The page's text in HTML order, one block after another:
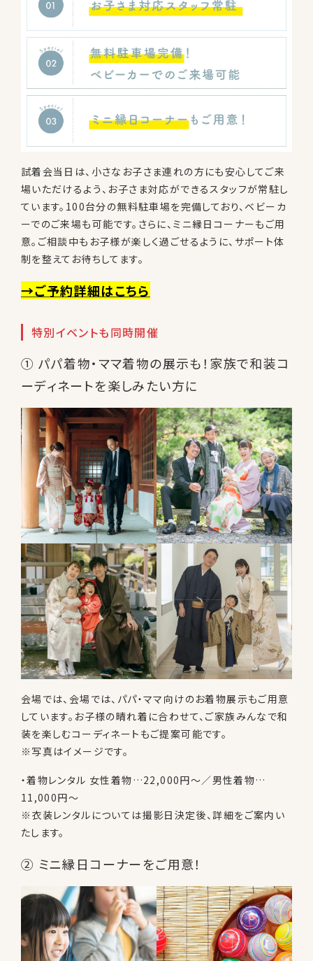
試着会当日は、小さなお子さま連れの方にも安心してご来
場いただけるよう、お子さま対応ができるスタッフが常駐し
ています。100台分の無料駐車場を完備しており、ベビーカ
ーでのご来場も可能です。さらに、ミニ縁日コーナーもご用
意。ご相談中もお子様が楽しく過ごせるように、サポート体
制を整えてお待ちしてます。
→ご予約詳細はこちら
特別イベントも同時開催
① パパ着物・ママ着物の展示も！家族で和装コ
ーディネートを楽しみたい方に
会場では、会場では、パパ・ママ向けのお着物展示もご用意
しています。お子様の晴れ着に合わせて、ご家族みんなで和
装を楽しむコーディネートもご提案可能です。
※写真はイメージです。
・着物レンタル 女性着物…22,000円〜／男性着物…
11,000円〜
※衣装レンタルについては撮影日決定後、詳細をご案内い
たします。
② ミニ縁日コーナーをご用意！